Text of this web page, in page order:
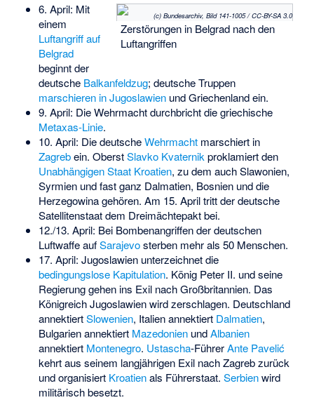
(c) Bundesarchiv, Bild 141-1005 / CC-BY-SA 3.0
Zerstörungen in Belgrad nach den
Luftangriffen
6. April: Mit
einem
Luftangriff auf
Belgrad
beginnt der
deutsche Balkanfeldzug; deutsche Truppen
marschieren in JugoslawienundGriechenland ein.
9. April: Die Wehrmacht durchbricht die griechische
Metaxas-Linie.
10. April: Die deutscheWehrmachtmarschiert in
Zagrebein. OberstSlavko Kvaternik proklamiert den
Unabhängigen Staat Kroatien, zu dem auch Slawonien,
Syrmien und fast ganz Dalmatien, Bosnien und die
Herzegowina gehören. Am 15. April tritt der deutsche
Satellitenstaat dem Dreimächtepakt bei.
12./13. April: Bei Bombenangriffen der deutschen
Luftwaffe aufSarajevosterben mehr als 50 Menschen.
17. April: Jugoslawien unterzeichnet die
bedingungslose Kapitulation. König Peter II. und seine
Regierung gehen ins Exil nach Großbritannien. Das
Königreich Jugoslawien wird zerschlagen. Deutschland
annektiertSlowenien, Italien annektiert Dalmatien,
Bulgarien annektiert MazedonienundAlbanien
annektiert Montenegro. Ustascha-FührerAnte Pavelić
kehrt aus seinem langjährigen Exil nach Zagreb zurück
und organisiert Kroatienals Führerstaat. Serbienwird
militärisch besetzt.